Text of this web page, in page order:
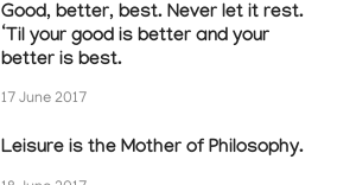
Good, better, best. Never let it rest.
‘Til your good is better and your
better is best.
17 June 2017
Leisure is the Mother of Philosophy.